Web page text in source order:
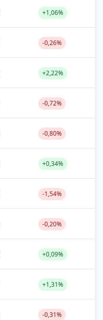
+1,06%
-0,26%
+2,22%
-0,72%
-0,80%
+0,34%
-1,54%
-0,20%
+0,09%
+1,31%
-0,31%